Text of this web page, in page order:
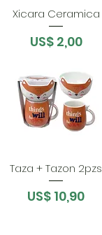
Xicara Ceramica
Preço
US$ 2,00
Taza + Tazon 2pzs
Preço
US$ 10,90